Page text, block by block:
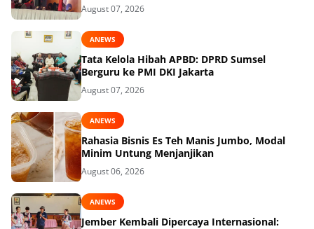
August 07, 2026
ANEWS
Tata Kelola Hibah APBD: DPRD Sumsel
Berguru ke PMI DKI Jakarta
August 07, 2026
ANEWS
Rahasia Bisnis Es Teh Manis Jumbo, Modal
Minim Untung Menjanjikan
August 06, 2026
ANEWS
Jember Kembali Dipercaya Internasional: